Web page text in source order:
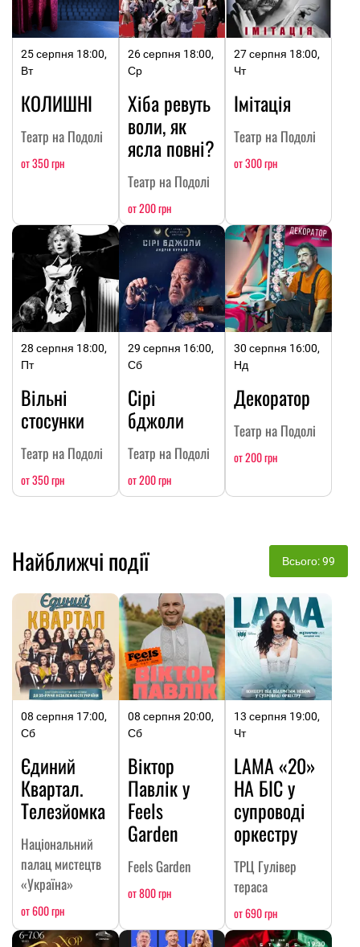
25 серпня 18:00,
Вт
КОЛИШНІ
Театр на Подолі
от 350 грн
26 серпня 18:00,
Ср
Хіба ревуть
воли, як
ясла повні?
Театр на Подолі
от 200 грн
27 серпня 18:00,
Чт
Імітація
Театр на Подолі
от 300 грн
28 серпня 18:00,
Пт
Вільні
стосунки
Театр на Подолі
от 350 грн
29 серпня 16:00,
Сб
Сірі
бджоли
Театр на Подолі
от 200 грн
30 серпня 16:00,
Нд
Декоратор
Театр на Подолі
от 200 грн
Найближчі події Всього: 99
08 серпня 17:00,
Сб
Єдиний
Квартал.
Телезйомка
Національний
палац мистецтв
«Україна»
от 600 грн
08 серпня 20:00,
Сб
Віктор
Павлік у
Feels
Garden
Feels Garden
от 800 грн
13 серпня 19:00,
Чт
LAMA «20»
НА БІС у
супроводі
оркестру
ТРЦ Гулівер
тераса
от 690 грн